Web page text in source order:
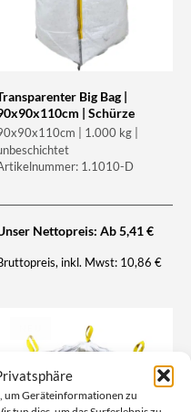
um Geräteinformationen zu
Big Bag |
| Schürze
| 1.000 kg |
1.1010-D
Nettopreis: Ab5,41€
inkl. Mwst: 10,86€